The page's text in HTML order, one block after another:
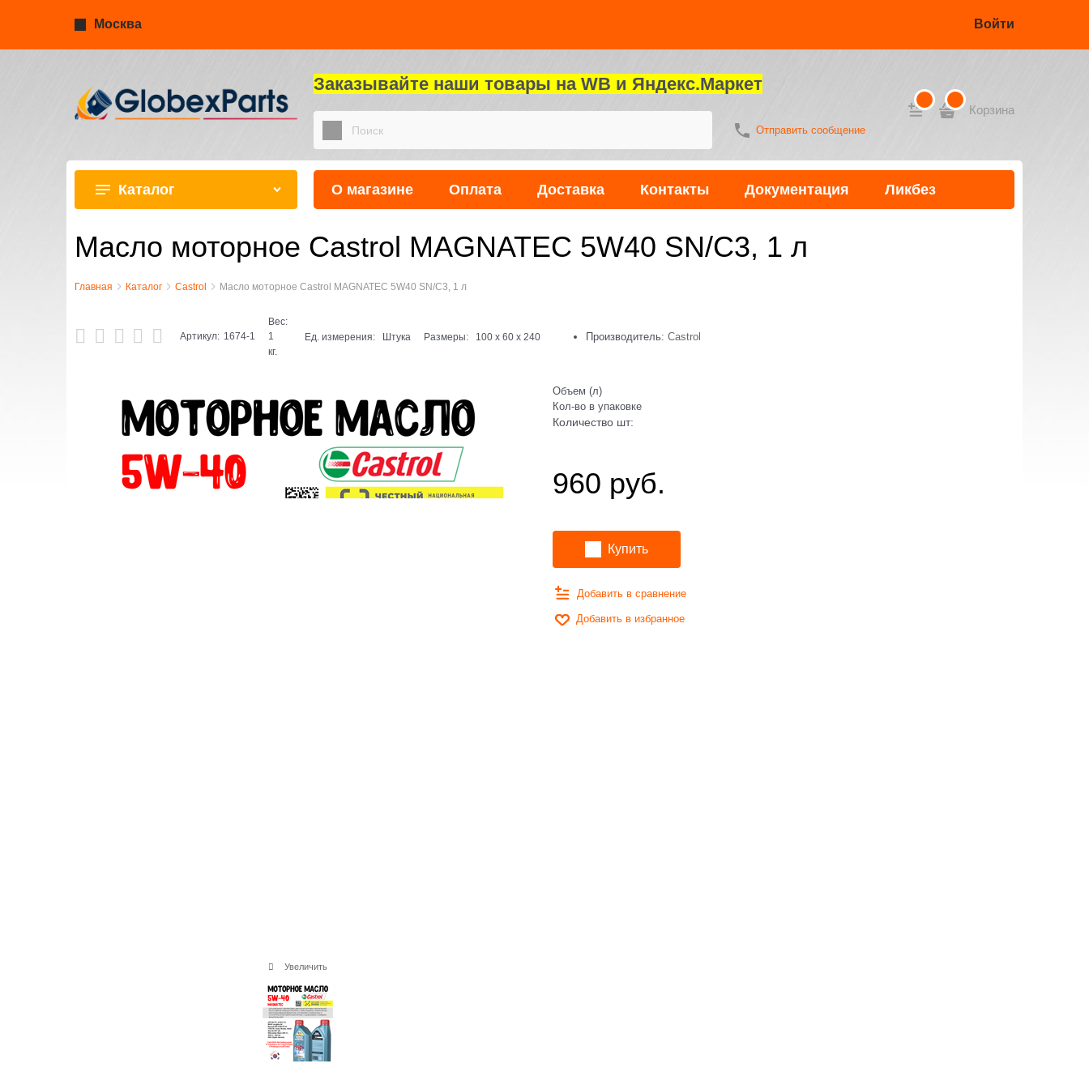
Москва Войти
Заказывайте наши товары на WB и Яндекс.Маркет
Отправить сообщение
Корзина
Каталог О магазине Оплата Доставка Контакты Документация Ликбез
Масло моторное Castrol MAGNATEC 5W40 SN/C3, 1 л
Главная Каталог Castrol Масло моторное Castrol MAGNATEC 5W40 SN/C3, 1 л
Артикул: 1674-1
Вес:
1
кг.
Ед. измерения: Штука Размеры: 100x 60x 240 Производитель: Castrol
Увеличить
Объем (л)
Кол-во в упаковке
Количество шт:
960 руб.
Купить
Добавить в сравнение
Добавить в избранное